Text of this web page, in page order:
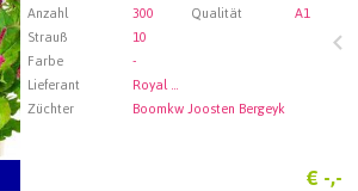
Anzahl
300 Qualität
A1
Strauß
10
Farbe
-
Lieferant
Royal Flora Holland - Rijnsburg
Züchter
Boomkw Joosten Bergeyk
€ -,-